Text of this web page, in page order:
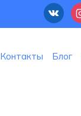
Контакты Блог